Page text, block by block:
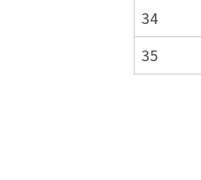
34
35